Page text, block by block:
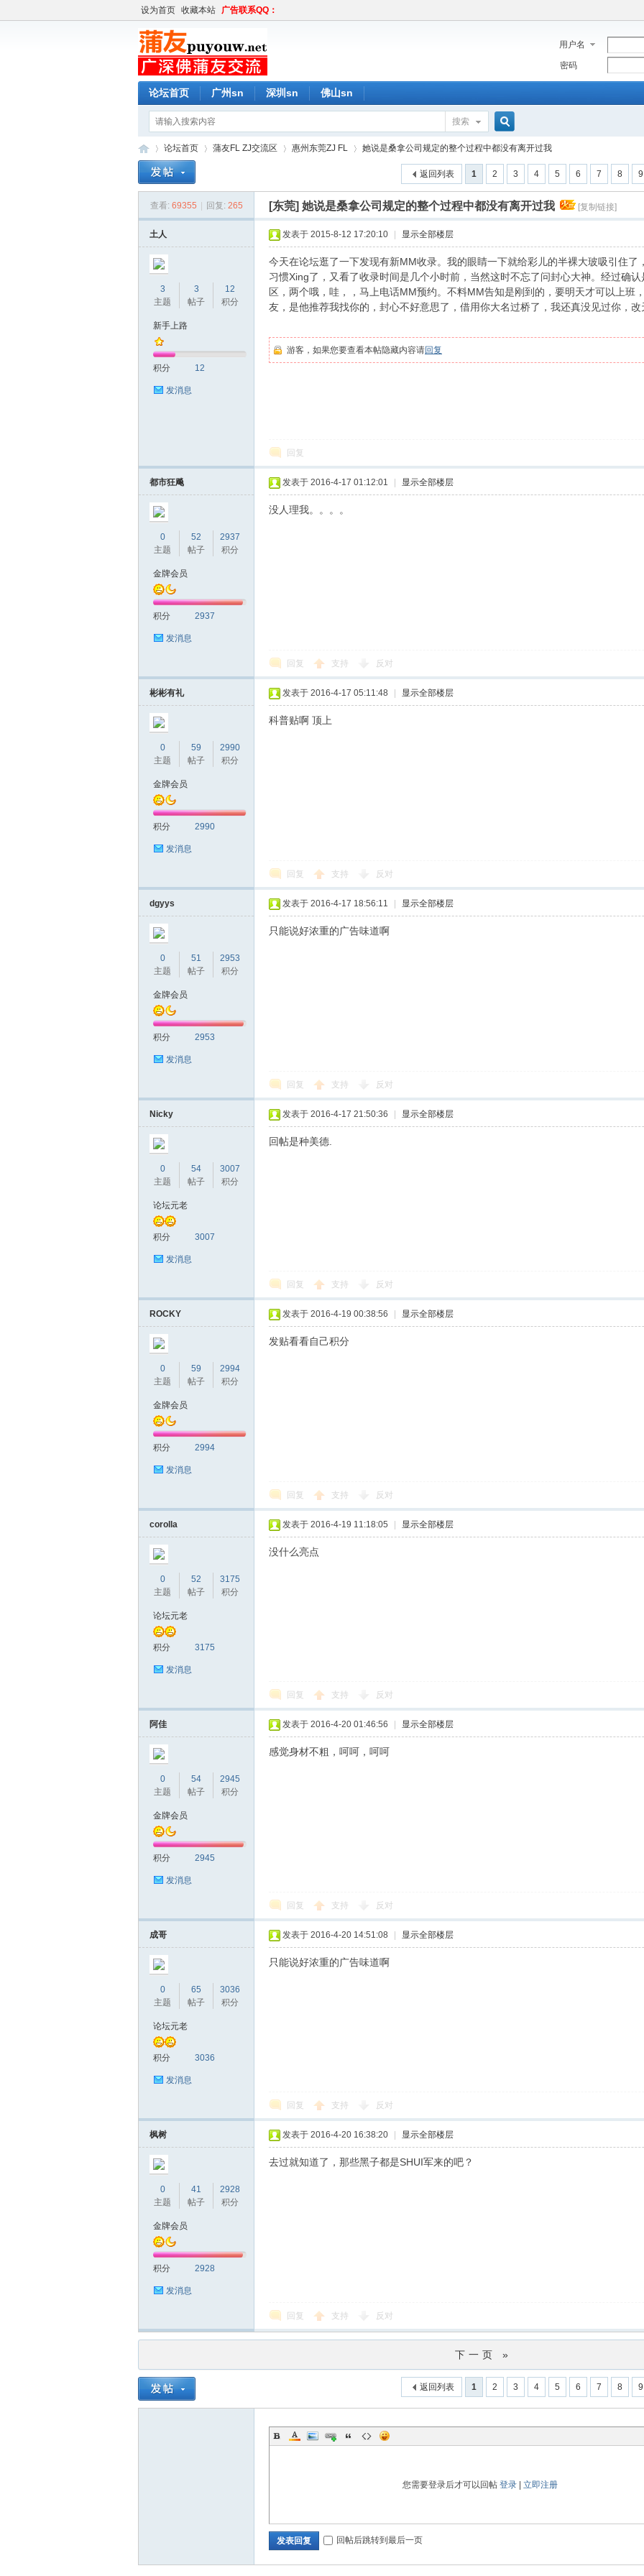
设为首页 收藏本站 广告联系QQ：
用户名
密码
论坛首页 广州sn 深圳sn 佛山sn
搜索
搜
索
网
品
»
论坛首页 蒲友FL ZJ交流区
›
惠州东莞ZJ FL
›
她说是桑拿公司规定的整个过程中都没有离开过我
1 2 3 4 5 6 7 8 9
返回列表
查看: 69355 回复: 265 [东莞] 她说是桑拿公司规定的整个过程中都没有离开过我 [复制链接]
土人
3
主题
3
帖子
12
积分
新手上路
积分 12
发消息
发表于 2015-8-12 17:20:10 显示全部楼层
今天在论坛逛了一下发现有新MM收录。我的眼睛一下就给彩儿的半裸大玻吸引住
习惯Xing了，又看了收录时间是几个小时前，当然这时不忘了问封心大神。经过确
区，两个哦，哇，，马上电话MM预约。不料MM告知是刚到的，要明天才可以上班
友，是他推荐我找你的，封心不好意思了，借用你大名过桥了，我还真没见过你，
游客，如果您要查看本帖隐藏内容请回复
回复
都市狂飚
0
主题
52
帖子
2937
积分
金牌会员
积分 2937
发消息
发表于 2016-4-17 01:12:01 显示全部楼层
没人理我。。。。
回复 支持 反对
彬彬有礼
0
主题
59
帖子
2990
积分
金牌会员
积分 2990
发消息
发表于 2016-4-17 05:11:48 显示全部楼层
科普贴啊 顶上
回复 支持 反对
dgyys
0
主题
51
帖子
2953
积分
金牌会员
积分 2953
发消息
发表于 2016-4-17 18:56:11 显示全部楼层
只能说好浓重的广告味道啊
回复 支持 反对
Nicky
0
主题
54
帖子
3007
积分
论坛元老
积分 3007
发消息
发表于 2016-4-17 21:50:36 显示全部楼层
回帖是种美德.
回复 支持 反对
ROCKY
0
主题
59
帖子
2994
积分
金牌会员
积分 2994
发消息
发表于 2016-4-19 00:38:56 显示全部楼层
发贴看看自己积分
回复 支持 反对
corolla
0
主题
52
帖子
3175
积分
论坛元老
积分 3175
发消息
发表于 2016-4-19 11:18:05 显示全部楼层
没什么亮点
回复 支持 反对
阿佳
0
主题
54
帖子
2945
积分
金牌会员
积分 2945
发消息
发表于 2016-4-20 01:46:56 显示全部楼层
感觉身材不粗，呵呵，呵呵
回复 支持 反对
成哥
0
主题
65
帖子
3036
积分
论坛元老
积分 3036
发消息
发表于 2016-4-20 14:51:08 显示全部楼层
只能说好浓重的广告味道啊
回复 支持 反对
枫树
0
主题
41
帖子
2928
积分
金牌会员
积分 2928
发消息
发表于 2016-4-20 16:38:20 显示全部楼层
去过就知道了，那些黑子都是SHUI军来的吧？
回复 支持 反对
下一页 »
1 2 3 4 5 6 7 8 9
返回列表
您需要登录后才可以回帖 登录| 立即注册
发表回复 回帖后跳转到最后一页